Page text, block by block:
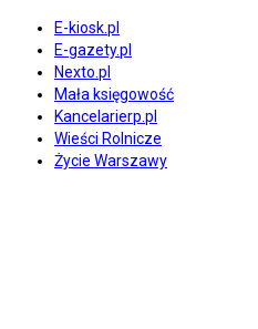
E-kiosk.pl
E-gazety.pl
Nexto.pl
Mała księgowość
Kancelarierp.pl
Wieści Rolnicze
Życie Warszawy